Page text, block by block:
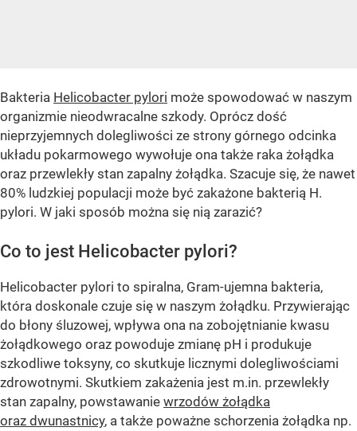
Bakteria Helicobacter pylori może spowodować w naszym
organizmie nieodwracalne szkody. Oprócz dość
nieprzyjemnych dolegliwości ze strony górnego odcinka
układu pokarmowego wywołuje ona także raka żołądka
oraz przewlekły stan zapalny żołądka. Szacuje się, że nawet
80% ludzkiej populacji może być zakażone bakterią H.
pylori. W jaki sposób można się nią zarazić?
Co to jest Helicobacter pylori?
Helicobacter pylori to spiralna, Gram-ujemna bakteria,
która doskonale czuje się w naszym żołądku. Przywierając
do błony śluzowej, wpływa ona na zobojętnianie kwasu
żołądkowego oraz powoduje zmianę pH i produkuje
szkodliwe toksyny, co skutkuje licznymi dolegliwościami
zdrowotnymi. Skutkiem zakażenia jest m.in. przewlekły
stan zapalny, powstawanie wrzodów żołądka
oraz dwunastnicy, a także poważne schorzenia żołądka np.